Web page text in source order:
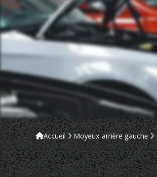
Accueil Moyeux arrière gauche